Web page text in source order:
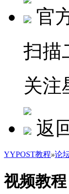
官
扫描
关注
返
YYPOST教程»论
视频教程